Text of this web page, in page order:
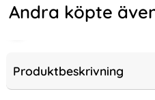
Andra köpte
MagFlex Cosmic Orange
17 Pro MagSafe Skal
Produktbeskrivning